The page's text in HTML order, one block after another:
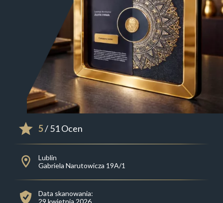
5/ 51 Ocen
Lublin
Gabriela Narutowicza 19A/1
Data skanowania:
29 kwietnia 2026